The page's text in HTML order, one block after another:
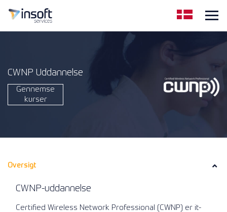
CWNP Uddannelse
Gennemse
kurser
Oversigt
CWNP-uddannelse
Certified Wireless Network Professional (CWNP) er it-